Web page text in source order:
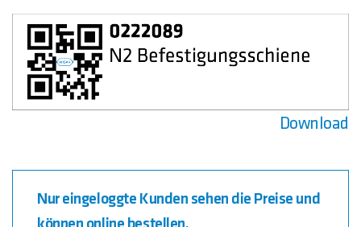
Download
Nur eingeloggte Kunden sehen die Preise und
können online bestellen.